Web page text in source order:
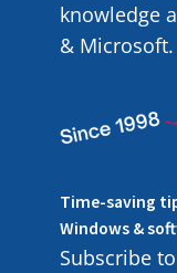
knowledge
& Microsoft.
Time-saving
Windows &
Subscribe